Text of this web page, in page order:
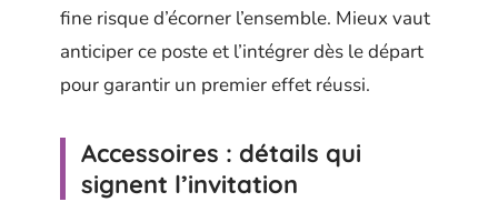
fine risque d’écorner l’ensemble. Mieux vaut
anticiper ce poste et l’intégrer dès le départ
pour garantir un premier effet réussi.
Accessoires : détails qui
signent l’invitation